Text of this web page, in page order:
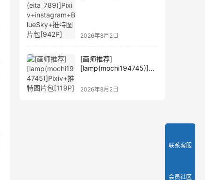
2026年8月2日
[画师推荐]
[lamp(mochi194745)]Pi
2026年8月2日
联系客服
会员社区